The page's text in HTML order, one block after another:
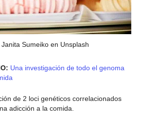
Sumeiko en Unsplash
Una investigación de todo el genoma
de 2 loci genéticos correlacionados
adicción a la comida.